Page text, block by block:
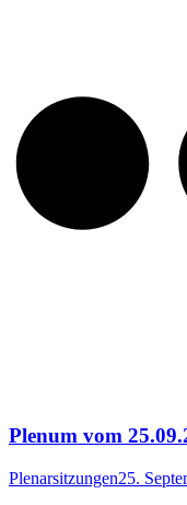
Plenum vom
Plenarsitzungen25.